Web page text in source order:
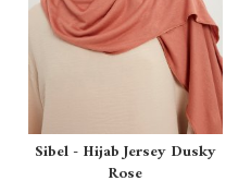
Sibel - Hijab Jersey Dusky
Rose